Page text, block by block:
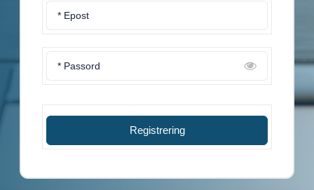
* Epost
* Passord
Registrering